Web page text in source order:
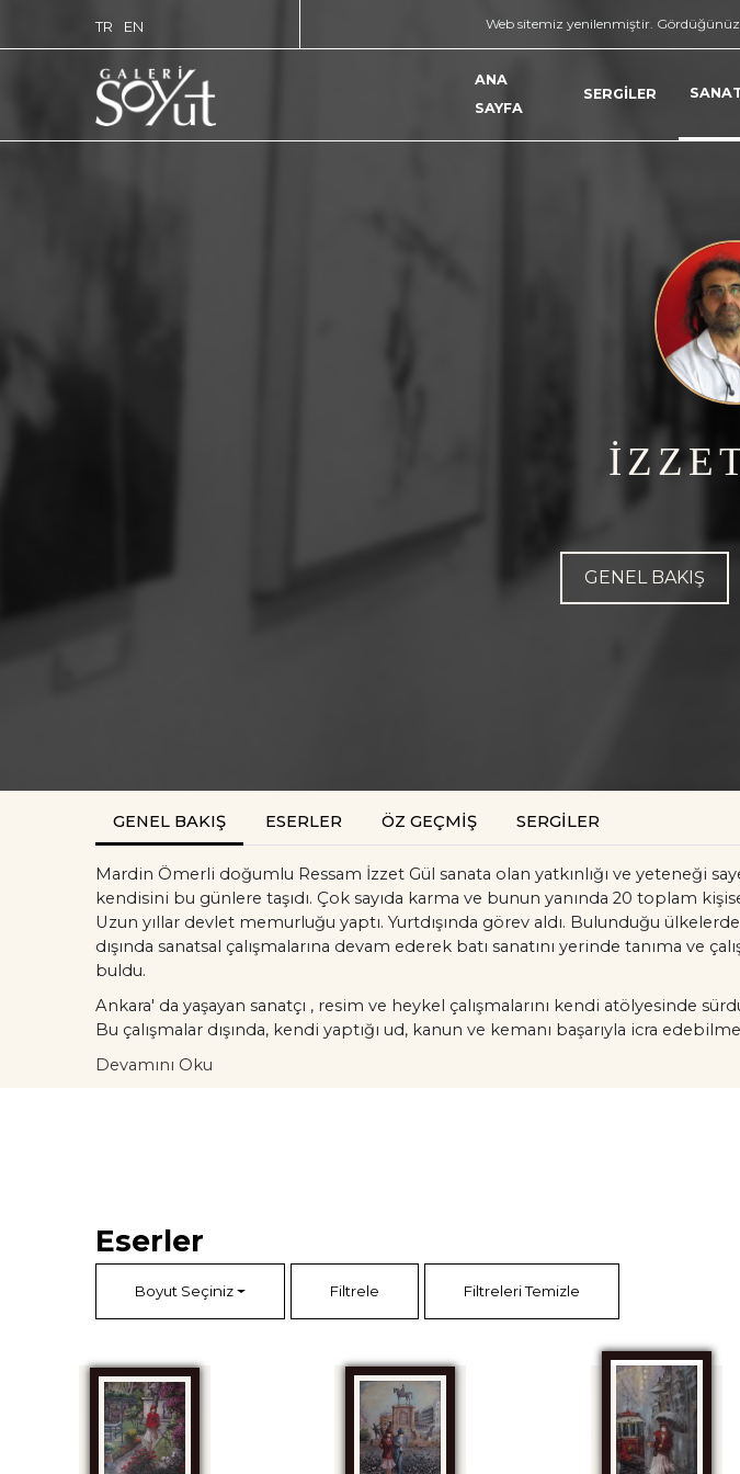
TR EN Web sitemiz yenilenmiştir.
ANA
SAYFA
SERGİLER
GENEL BAKIŞ
GENEL BAKIŞ ESERLER ÖZ GEÇMİŞ SERGİLER
Mardin Ömerli doğumlu Ressam İzzet Gül sanata olan yatkınlığı ve yeteneği
kendisini bu günlere taşıdı. Çok sayıda karma ve bunun yanında 20 toplam
Uzun yıllar devlet memurluğu yaptı. Yurtdışında görev aldı. Bulunduğu
dışında sanatsal çalışmalarına devam ederek batı sanatını yerinde tanıma ve
buldu.
Ankara' da yaşayan sanatçı , resim ve heykel çalışmalarını kendi atölyesinde
Bu çalışmalar dışında, kendi yaptığı ud, kanun ve kemanı başarıyla icra
Devamını Oku
Eserler
Boyut Seçiniz Filtrele Filtreleri Temizle